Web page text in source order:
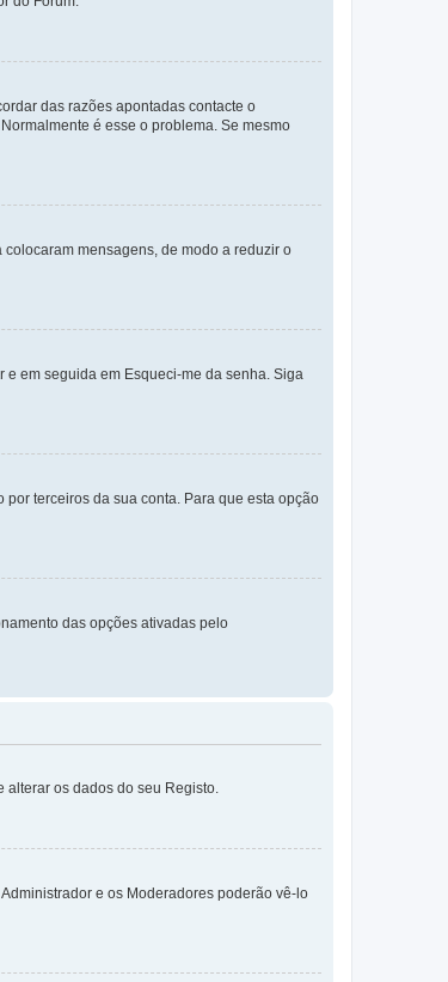
das razões apontadas contacte o
é esse o problema. Se mesmo
mensagens, de modo a reduzir o
em seguida em Esqueci-me da senha. Siga
terceiros da sua conta. Para que esta opção
das opções ativadas pelo
alterar os dados do seu Registo.
e os Moderadores poderão vê-lo